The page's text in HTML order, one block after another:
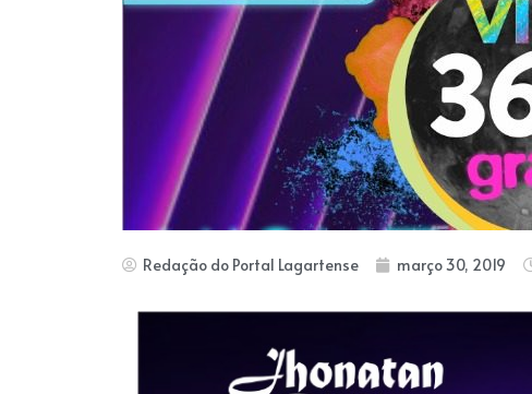
Redação do Portal Lagartense março 30, 2019